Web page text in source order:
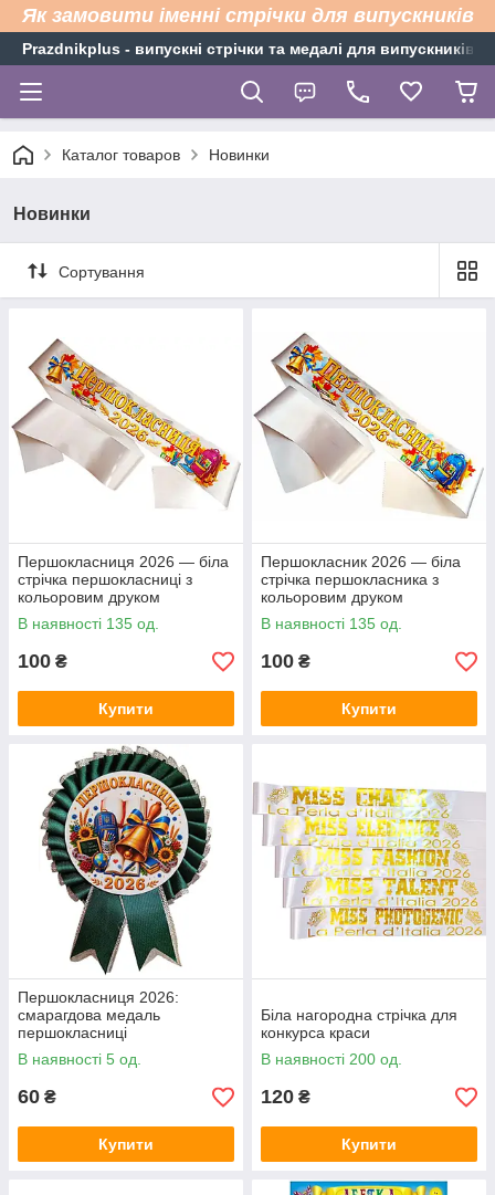
Як замовити іменні стрічки для випускників
Рrazdnikplus - випускні стрічки та медалі для випускників
Каталог товаров Новинки
Новинки
Сортування
Першокласниця 2026 — біла
стрічка першокласниці з
кольоровим друком
В наявності 135 од.
100 ₴
Купити
Першокласник 2026 — біла
стрічка першокласника з
кольоровим друком
В наявності 135 од.
100 ₴
Купити
Першокласниця 2026:
смарагдова медаль
першокласниці
В наявності 5 од.
60 ₴
Купити
Біла нагородна стрічка для
конкурса краси
В наявності 200 од.
120 ₴
Купити